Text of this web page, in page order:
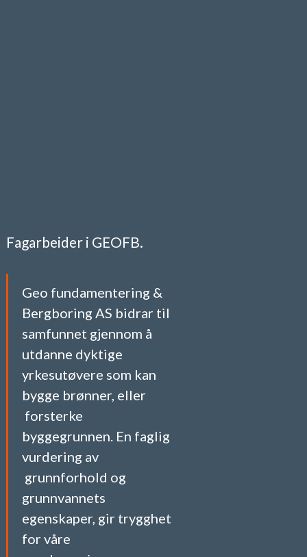
Fagarbeider i GEOFB.
Geo fundamentering &
Bergboring AS bidrar til
samfunnet gjennom å
utdanne dyktige
yrkesutøvere som kan
bygge brønner, eller
forsterke
byggegrunnen. En faglig
vurdering av
grunnforhold og
grunnvannets
egenskaper, gir trygghet
for våre